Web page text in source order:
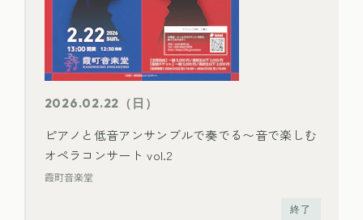
2026.02.22（日）
ピアノと低音アンサンブルで奏でる〜音で楽しむ
オペラコンサート vol.2
霞町音楽堂
終了